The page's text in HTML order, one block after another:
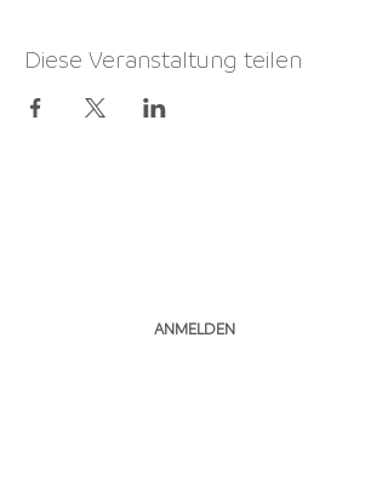
Diese Veranstaltung teilen
ANMELDEN